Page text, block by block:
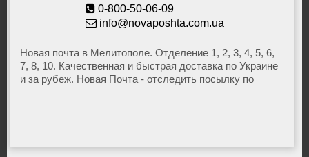
0-800-50-06-09
info@novaposhta.com.ua
Новая почта в Мелитополе. Отделение 1, 2, 3, 4, 5, 6,
7, 8, 10. Качественная и быстрая доставка по Украине
и за рубеж. Новая Почта - отследить посылку по